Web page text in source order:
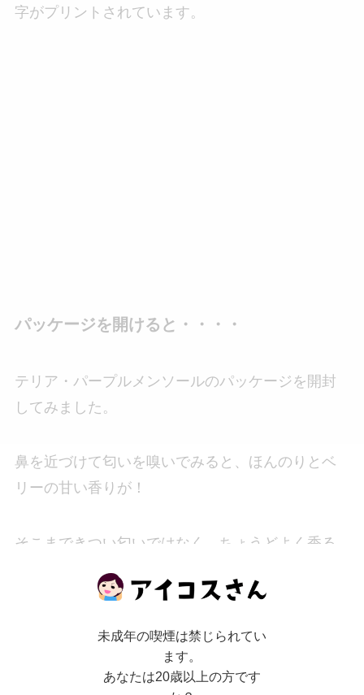
字がプリントされています。
パッケージを開けると・・・・
テリア・パープルメンソールのパッケージを開封
してみました。
鼻を近づけて匂いを嗅いでみると、ほんのりとベ
リーの甘い香りが！
そこまできつい匂いではなく、ちょうどよく香る
未成年の喫煙は禁じられてい
ます。
あなたは20歳以上の方です